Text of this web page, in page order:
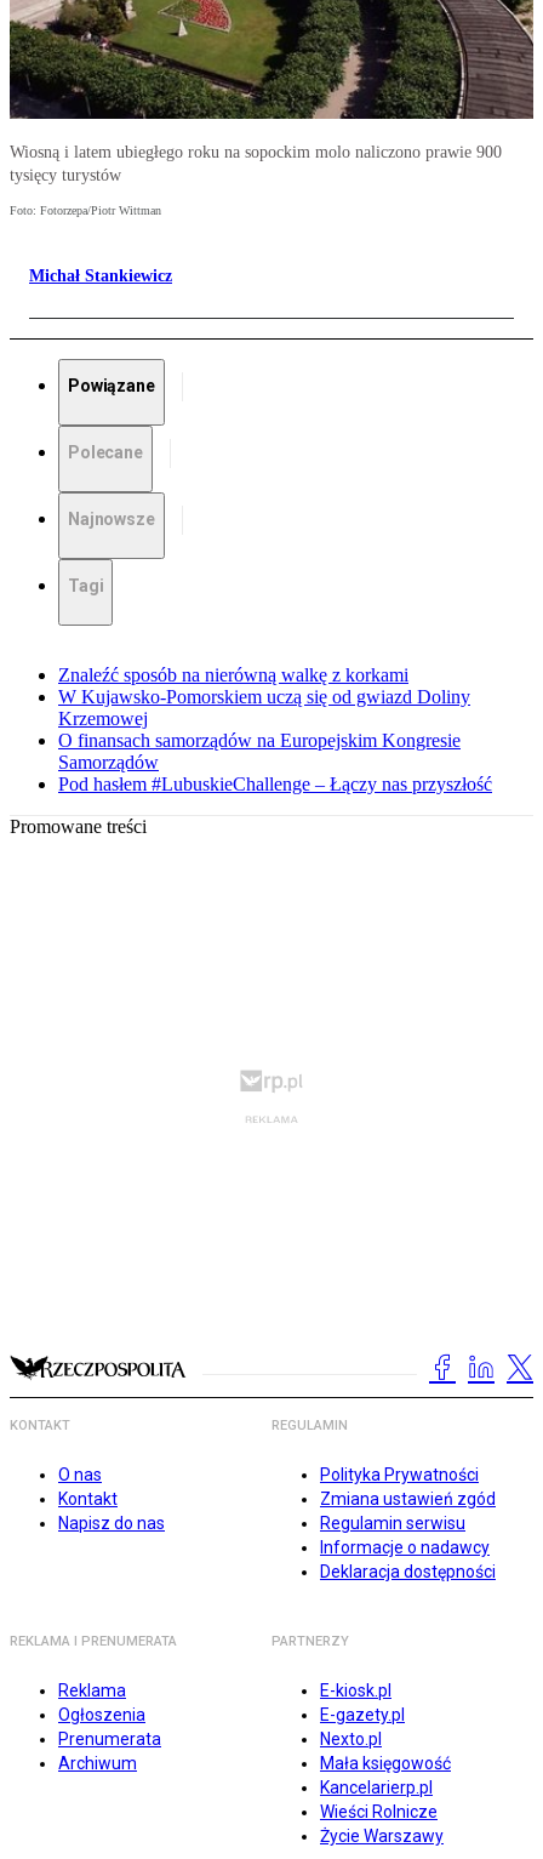
Wiosną i latem ubiegłego roku na sopockim molo naliczono prawie 900
tysięcy turystów
Foto: Fotorzepa/Piotr Wittman
Michał Stankiewicz
Powiązane
Polecane
Najnowsze
Tagi
Znaleźć sposób na nierówną walkę z korkami
W Kujawsko-Pomorskiem uczą się od gwiazd Doliny
Krzemowej
O finansach samorządów na Europejskim Kongresie
Samorządów
Pod hasłem #LubuskieChallenge – Łączy nas przyszłość
Promowane treści
KONTAKT
O nas
Kontakt
Napisz do nas
REGULAMIN
Polityka Prywatności
Zmiana ustawień zgód
Regulamin serwisu
Informacje o nadawcy
Deklaracja dostępności
REKLAMA I PRENUMERATA
Reklama
Ogłoszenia
Prenumerata
Archiwum
PARTNERZY
E-kiosk.pl
E-gazety.pl
Nexto.pl
Mała księgowość
Kancelarierp.pl
Wieści Rolnicze
Życie Warszawy